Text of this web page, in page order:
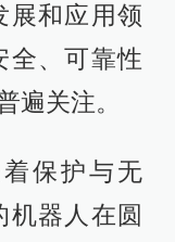
展和应用领
全、可靠性
遍关注。
保护与无
机器人在圆